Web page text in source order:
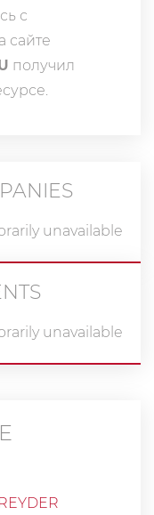
с
сайте
получил
unavailable
unavailable